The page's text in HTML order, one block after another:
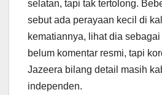
selatan, tapi tak tertolong.
sebut ada perayaan kecil di
kematiannya, lihat dia
belum komentar resmi, tapi
Jazeera bilang detail masih
independen.